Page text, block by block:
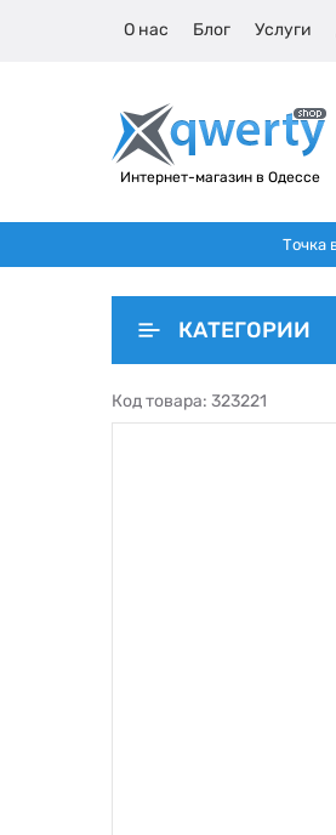
О нас Блог Услуги
Интернет-магазин в Одессе
Точка
КАТЕГОРИИ
Код товара: 323221